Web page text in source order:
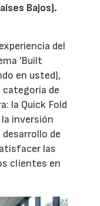
Bajos).
del
'Built
en usted),
categoría de
la Quick Fold
inversión
de
las
clientes en